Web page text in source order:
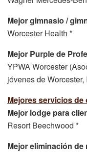
Mejor gimnasio /
Worcester Health *
Mejor Purple de
YPWA Worcester
jóvenes de Worcester,
Mejores servicios de
Mejor lodge para
Resort Beechwood *
Mejor eliminación